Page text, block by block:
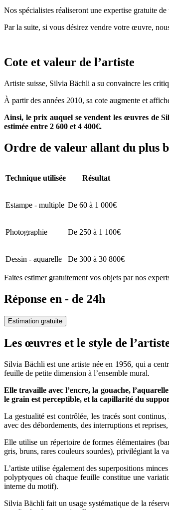
Nos spécialistes réaliseront une expertise gratuite
Par la suite, si vous désirez vendre votre œuvre,
Cote et valeur de l’artiste
Artiste suisse, Silvia Bächli a su convaincre les
À partir des années 2010, sa cote augmente et
Ainsi, le prix auquel se vendent les œuvres de
estimée entre 2 600 et 4 400€.
Ordre de valeur allant du plus
Technique utilisée Résultat
Estampe - multiple De 60 à 1 000€
Photographie De 250 à 1 100€
Dessin - aquarelle De 300 à 30 800€
Faites estimer gratuitement vos objets par nos
Réponse en - de 24h
Estimation gratuite
Les œuvres et le style de
Silvia Bächli est une artiste née en 1956, qui a
feuille de petite dimension à l’ensemble mural.
Elle travaille avec l’encre, la gouache,
le grain est perceptible, et la capillarité du
La gestualité est contrôlée, les tracés sont
avec des débordements, des interruptions et
Elle utilise un répertoire de formes élémentaires
gris, bruns, rares couleurs sourdes), privilégiant la
L’artiste utilise également des superpositions
polyptyques où chaque feuille constitue une
interne du motif).
Silvia Bächli fait un usage systématique de la